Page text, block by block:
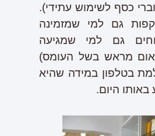
כסף לשימוש עתידי).
גם למי שמזמינה
גם למי שמגיעה
מראש בשל העומס)
בטלפון במידה שהיא
באותו היום.